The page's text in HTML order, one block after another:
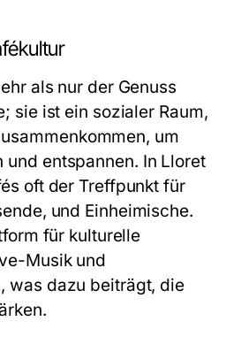
als nur der Genuss
sie ist ein sozialer Raum,
um
und entspannen. In Lloret
oft der Treffpunkt für
und Einheimische.
für kulturelle
Musik und
was dazu beiträgt, die